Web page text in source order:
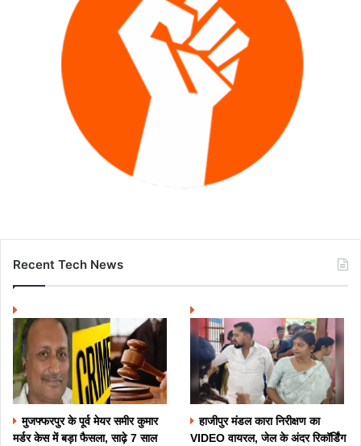
Recent Tech News
मुजफ्फरपुर के पूर्व मेयर समीर कुमार
मर्डर केस में बड़ा फैसला, साढ़े 7 साल
हाजीपुर मंडल कारा निरीक्षण का
VIDEO वायरल, जेल के अंदर रिकॉर्डिंग